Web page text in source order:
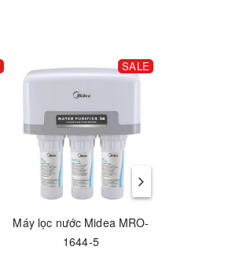
SALE
Máy lọc nước Midea MRO-
1644-5